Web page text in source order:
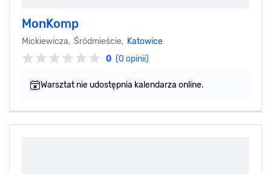
MonKomp
Mickiewicza, Śródmieście, Katowice
0 (0 opinii)
Warsztat nie udostępnia kalendarza online.